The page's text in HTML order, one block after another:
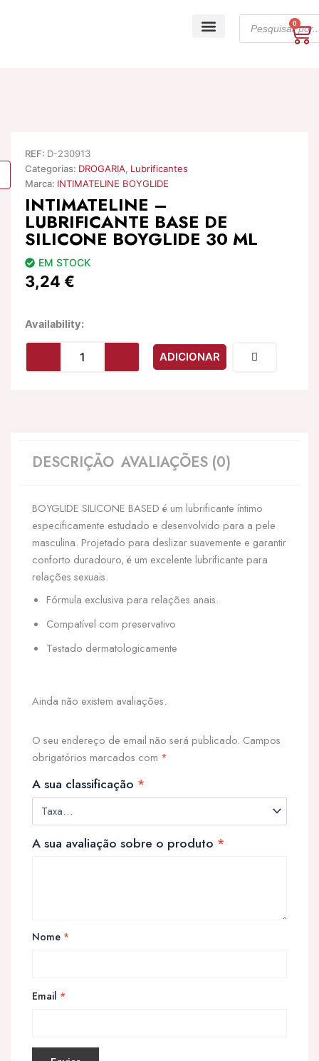
search
0
REF: D-230913
Categorias: DROGARIA, Lubrificantes
Marca: INTIMATELINE BOYGLIDE
INTIMATELINE –
LUBRIFICANTE BASE DE
SILICONE BOYGLIDE 30 ML
EM STOCK
3,24 €
Availability:Quantidade
INTIMATELINE
ML
ADICIONAR
DESCRIÇÃO AVALIAÇÕES (0)
BOYGLIDE SILICONE BASED é um lubrificante íntimo
especificamente estudado e desenvolvido para a pele
masculina. Projetado para deslizar suavemente e garantir
conforto duradouro, é um excelente lubrificante para
relações sexuais.
Fórmula exclusiva para relações anais.
Compatível com preservativo
Testado dermatologicamente
Ainda não existem avaliações.
O seu endereço de email não será publicado. Campos
obrigatórios marcados com *
A sua classificação *
A sua avaliação sobre o produto *
Nome *
Email *